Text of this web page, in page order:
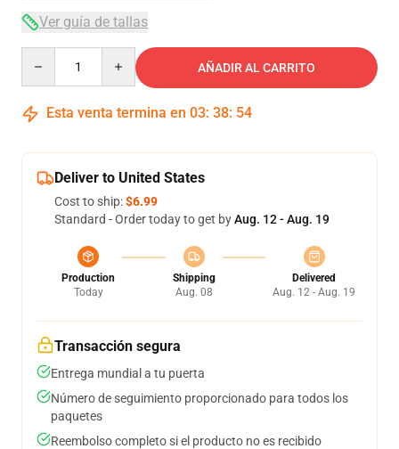
Ver guía de tallas
AÑADIR AL CARRITO
Esta venta termina en 03: 38: 54
Deliver to United States
Cost to ship:$6.99
Standard - Order today to get byAug. 12 - Aug. 19
Production
Today
Shipping
Aug. 08
Delivered
Aug. 12 - Aug. 19
Transacción segura
Entrega mundial a tu puerta
Número de seguimiento proporcionado para todos los
paquetes
Reembolso completo si el producto no es recibido